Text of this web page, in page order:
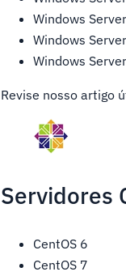
Windows
Windows
Windows
Revise nosso artigo
Servidores
CentOS 6
CentOS 7